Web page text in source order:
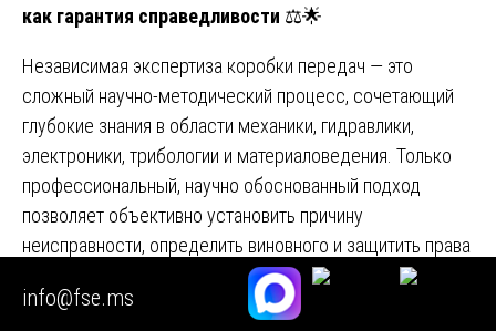
как гарантия справедливости ⚖️🌟
Независимая экспертиза коробки передач — это
сложный научно-методический процесс, сочетающий
глубокие знания в области механики, гидравлики,
электроники, трибологии и материаловедения. Только
профессиональный, научно обоснованный подход
позволяет объективно установить причину
неисправности, определить виновного и защитить права
участников гражданского оборота. Качественная
независимая экспертиза коробки передач — ваш
info@fse.ms